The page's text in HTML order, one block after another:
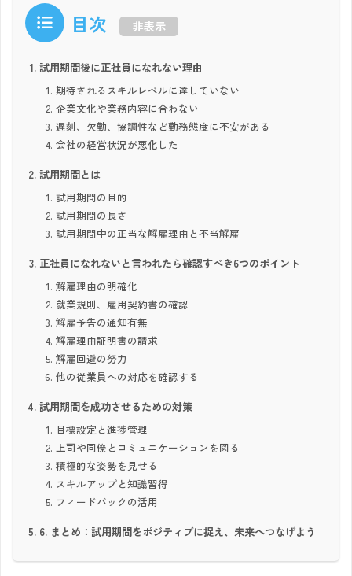
目次 非表示
試用期間後に正社員になれない理由
期待されるスキルレベルに達していない
企業文化や業務内容に合わない
遅刻、欠勤、協調性など勤務態度に不安がある
会社の経営状況が悪化した
試用期間とは
試用期間の目的
試用期間の長さ
試用期間中の正当な解雇理由と不当解雇
正社員になれないと言われたら確認すべき6つのポイント
解雇理由の明確化
就業規則、雇用契約書の確認
解雇予告の通知有無
解雇理由証明書の請求
解雇回避の努力
他の従業員への対応を確認する
試用期間を成功させるための対策
目標設定と進捗管理
上司や同僚とコミュニケーションを図る
積極的な姿勢を見せる
スキルアップと知識習得
フィードバックの活用
6. まとめ：試用期間をポジティブに捉え、未来へつなげよう